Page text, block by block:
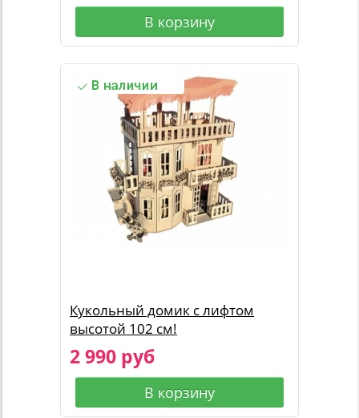
В корзину
Кукольный домик с лифтом
высотой 102 см!
2 990 руб
В корзину